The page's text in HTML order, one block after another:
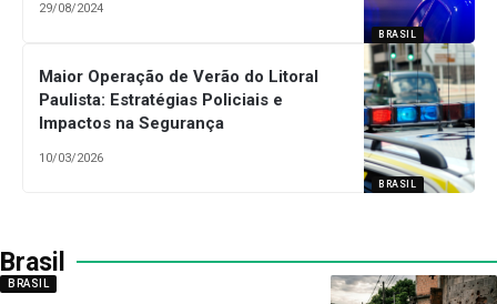
BRASIL
29/08/2024
BRASIL
Maior Operação de Verão do Litoral
Paulista: Estratégias Policiais e
Impactos na Segurança
10/03/2026
Brasil
BRASIL